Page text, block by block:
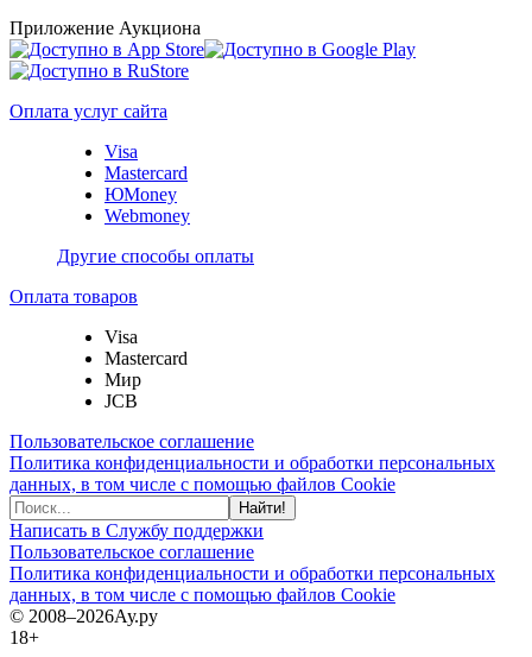
Приложение Аукциона
Оплата услуг сайта
Visa
Mastercard
ЮMoney
Webmoney
Другие способы оплаты
Оплата товаров
Visa
Mastercard
Мир
JCB
Пользовательское соглашение
Политика конфиденциальности и обработки персональных
данных, в том числе с помощью файлов Cookie
Найти!
Написать в Службу поддержки
Пользовательское соглашение
Политика конфиденциальности и обработки персональных
данных, в том числе с помощью файлов Cookie
© 2008–2026Ау.ру
18+